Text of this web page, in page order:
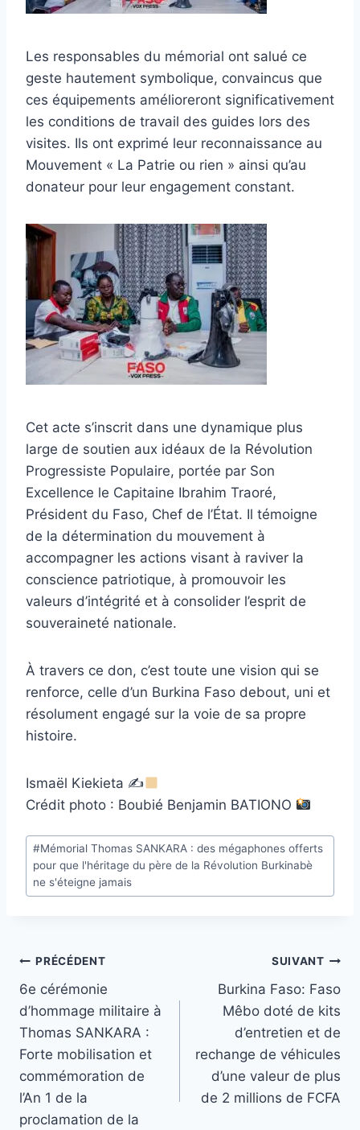
Les responsables du mémorial ont salué ce
geste hautement symbolique, convaincus que
ces équipements amélioreront significativement
les conditions de travail des guides lors des
visites. Ils ont exprimé leur reconnaissance au
Mouvement « La Patrie ou rien » ainsi qu’au
donateur pour leur engagement constant.
Cet acte s’inscrit dans une dynamique plus
large de soutien aux idéaux de la Révolution
Progressiste Populaire, portée par Son
Excellence le Capitaine Ibrahim Traoré,
Président du Faso, Chef de l’État. Il témoigne
de la détermination du mouvement à
accompagner les actions visant à raviver la
conscience patriotique, à promouvoir les
valeurs d’intégrité et à consolider l’esprit de
souveraineté nationale.
À travers ce don, c’est toute une vision qui se
renforce, celle d’un Burkina Faso debout, uni et
résolument engagé sur la voie de sa propre
histoire.
Ismaël Kiekieta ✍
Crédit photo : Boubié Benjamin BATIONO
Étiquettes
de
la
#Mémorial Thomas SANKARA : des mégaphones offerts
pour que l'héritage du père de la Révolution Burkinabè
ne s'éteigne jamais
Navigation
de
l’article
PRÉCÉDENT
6e cérémonie
d’hommage militaire à
Thomas SANKARA :
Forte mobilisation et
commémoration de
l’An 1 de la
proclamation de la
SUIVANT
Burkina Faso: Faso
Mêbo doté de kits
d’entretien et de
rechange de véhicules
d’une valeur de plus
de 2 millions de FCFA